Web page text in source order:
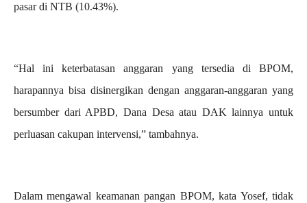
pasar di NTB (10.43%).
“Hal ini keterbatasan anggaran yang tersedia di BPOM,
harapannya bisa disinergikan dengan anggaran-anggaran yang
bersumber dari APBD, Dana Desa atau DAK lainnya untuk
perluasan cakupan intervensi,” tambahnya.
Dalam mengawal keamanan pangan BPOM, kata Yosef, tidak